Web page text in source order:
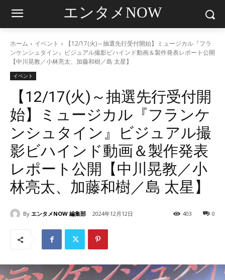
エンタメNOW
ホーム イベント
【12/17(火)～抽選先行受付開始】ミュージカル『フラ
ンケンシュタイン』ビジュアル撮影ビハインド動画＆製作発表レポート公開
【中川晃教／小林亮太、加藤和樹／島 太星】
イベント
【12/17(火)～抽選先行受付開
始】ミュージカル『フランケ
ンシュタイン』ビジュアル撮
影ビハインド動画＆製作発表
レポート公開【中川晃教／小
林亮太、加藤和樹／島 太星】
By エンタメNOW 編集部 2024年12月12日 0
403